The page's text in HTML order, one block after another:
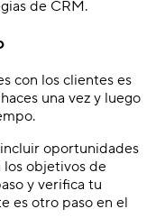
de CRM.
con los clientes es
una vez y luego
oportunidades
los objetivos de
y verifica tu
es otro paso en el